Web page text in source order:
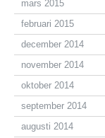
mars 2015
februari 2015
december 2014
november 2014
oktober 2014
september 2014
augusti 2014